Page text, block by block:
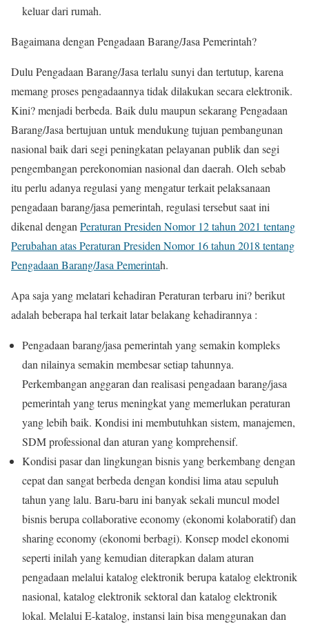
keluar dari rumah.
Bagaimana dengan Pengadaan Barang/Jasa Pemerintah?
Dulu Pengadaan Barang/Jasa terlalu sunyi dan tertutup, karena
memang proses pengadaannya tidak dilakukan secara elektronik.
Kini? menjadi berbeda. Baik dulu maupun sekarang Pengadaan
Barang/Jasa bertujuan untuk mendukung tujuan pembangunan
nasional baik dari segi peningkatan pelayanan publik dan segi
pengembangan perekonomian nasional dan daerah. Oleh sebab
itu perlu adanya regulasi yang mengatur terkait pelaksanaan
pengadaan barang/jasa pemerintah, regulasi tersebut saat ini
dikenal dengan Peraturan Presiden Nomor 12 tahun 2021 tentang
Perubahan atas Peraturan Presiden Nomor 16 tahun 2018 tentang
Pengadaan Barang/Jasa Pemerintah.
Apa saja yang melatari kehadiran Peraturan terbaru ini? berikut
adalah beberapa hal terkait latar belakang kehadirannya :
Pengadaan barang/jasa pemerintah yang semakin kompleks
dan nilainya semakin membesar setiap tahunnya.
Perkembangan anggaran dan realisasi pengadaan barang/jasa
pemerintah yang terus meningkat yang memerlukan peraturan
yang lebih baik. Kondisi ini membutuhkan sistem, manajemen,
SDM professional dan aturan yang komprehensif.
Kondisi pasar dan lingkungan bisnis yang berkembang dengan
cepat dan sangat berbeda dengan kondisi lima atau sepuluh
tahun yang lalu. Baru-baru ini banyak sekali muncul model
bisnis berupa collaborative economy (ekonomi kolaboratif) dan
sharing economy (ekonomi berbagi). Konsep model ekonomi
seperti inilah yang kemudian diterapkan dalam aturan
pengadaan melalui katalog elektronik berupa katalog elektronik
nasional, katalog elektronik sektoral dan katalog elektronik
lokal. Melalui E-katalog, instansi lain bisa menggunakan dan